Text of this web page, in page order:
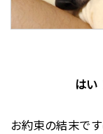
はい
お約束の結末で